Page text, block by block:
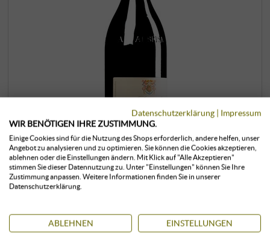
Barolo Cannubi DOCG 2021 (BIO) ·
E. Pira & Figli / Chiara Boschis | Piemont
Datenschutzerklärung | Impressum
WIR BENÖTIGEN IHRE ZUSTIMMUNG.
Einige Cookies sind für die Nutzung des Shops erforderlich, andere helfen, unser
Angebot zu analysieren und zu optimieren. Sie können die Cookies akzeptieren,
ablehnen oder die Einstellungen ändern. Mit Klick auf "Alle Akzeptieren"
stimmen Sie dieser Datennutzung zu. Unter "Einstellungen" können Sie Ihre
Zustimmung anpassen. Weitere Informationen finden Sie in unserer
Datenschutzerklärung.
ABLEHNEN EINSTELLUNGEN